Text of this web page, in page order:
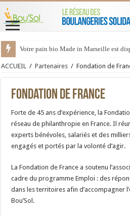
Votre pain bio Made in Marseille est
ACCUEIL / Partenaires / Fondation de
Fondation de France
Forte de 45 ans d’expérience, la
réseau de philanthropie en France. Il
experts bénévoles, salariés et des
engagés et portés par la volonté d’agir.
La Fondation de France a soutenu
cadre du programme Emploi : des
dans les territoires afin d’accompagner
Bou’Sol.